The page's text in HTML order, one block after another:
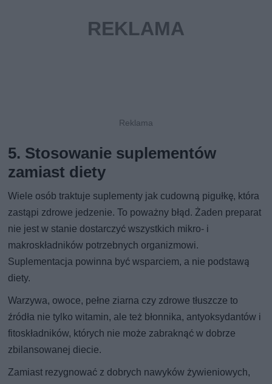
5. Stosowanie suplementów
zamiast diety
Wiele osób traktuje suplementy jak cudowną pigułkę, która
zastąpi zdrowe jedzenie. To poważny błąd. Żaden preparat
nie jest w stanie dostarczyć wszystkich mikro- i
makroskładników potrzebnych organizmowi.
Suplementacja powinna być wsparciem, a nie podstawą
diety.
Warzywa, owoce, pełne ziarna czy zdrowe tłuszcze to
źródła nie tylko witamin, ale też błonnika, antyoksydantów i
fitoskładników, których nie może zabraknąć w dobrze
zbilansowanej diecie.
Zamiast rezygnować z dobrych nawyków żywieniowych,